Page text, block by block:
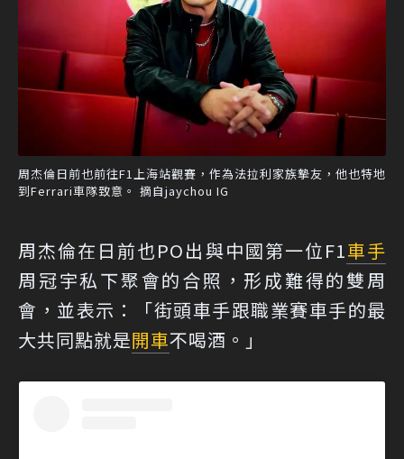
周杰倫日前也前往F1上海站觀賽，作為法拉利家族摯友，他也特地
到Ferrari車隊致意。 摘自jaychou IG
周杰倫在日前也PO出與中國第一位F1車手
周冠宇私下聚會的合照，形成難得的雙周
會，並表示：「街頭車手跟職業賽車手的最
大共同點就是開車不喝酒。」